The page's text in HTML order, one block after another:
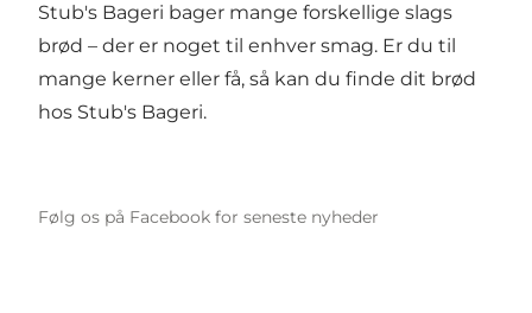
Stub's Bageri bager mange forskellige slags
brød – der er noget til enhver smag. Er du til
mange kerner eller få, så kan du finde dit brød
hos Stub's Bageri.
Følg os på Facebook for seneste nyheder